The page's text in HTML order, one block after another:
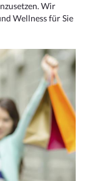
Wir
Wellness für Sie